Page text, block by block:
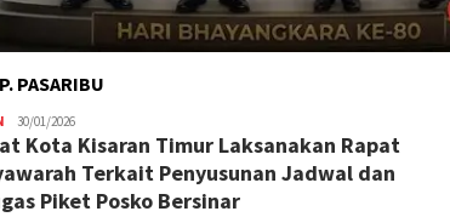
PASARIBU
Priscillya
Ully
30/01/2026
Kota Kisaran Timur Laksanakan Rapat
Terkait Penyusunan Jadwal dan
Piket Posko Bersinar